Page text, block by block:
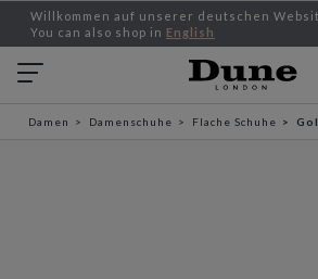
Willkommen auf unserer deutschen
You can also shop in English
Damen Damenschuhe Flache Schuhe